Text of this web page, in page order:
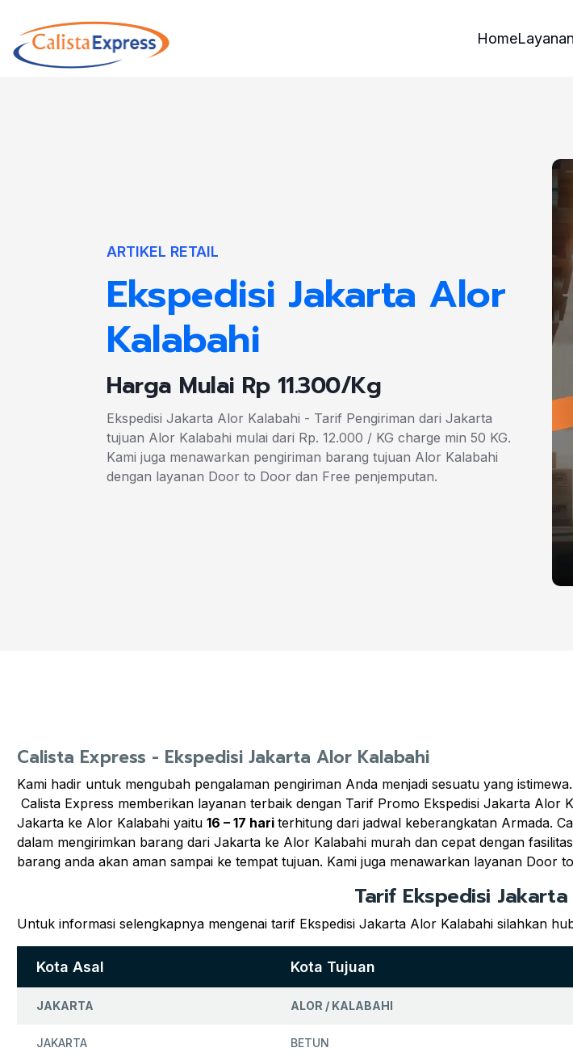
HomeLayanan
ARTIKEL RETAIL
Ekspedisi Jakarta Alor
Kalabahi
Harga Mulai Rp 11.300/Kg
Ekspedisi Jakarta Alor Kalabahi - Tarif Pengiriman dari Jakarta
tujuan Alor Kalabahi mulai dari Rp. 12.000 / KG charge min 50 KG.
Kami juga menawarkan pengiriman barang tujuan Alor Kalabahi
dengan layanan Door to Door dan Free penjemputan.
Calista Express - Ekspedisi Jakarta Alor Kalabahi
Kami hadir untuk mengubah pengalaman pengiriman Anda menjadi sesuatu yang istimewa.
Calista Express memberikan layanan terbaik dengan Tarif Promo Ekspedisi Jakarta Alor
Jakarta ke Alor Kalabahi yaitu 16 – 17 hari terhitung dari jadwal keberangkatan Armada.
dalam mengirimkan barang dari Jakarta ke Alor Kalabahi murah dan cepat dengan
barang anda akan aman sampai ke tempat tujuan. Kami juga menawarkan layanan Door
Tarif Ekspedisi
Untuk informasi selengkapnya mengenai tarif Ekspedisi Jakarta Alor Kalabahi silahkan
Kota Asal Kota Tujuan
JAKARTA ALOR / KALABAHI
JAKARTA BETUN